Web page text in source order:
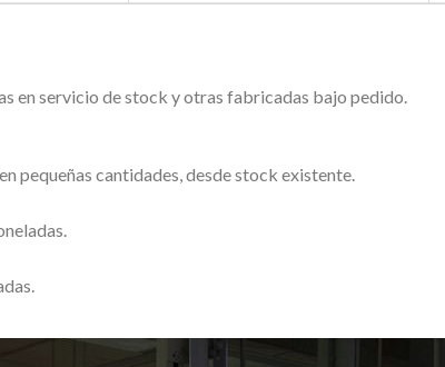
en servicio de stock y otras fabricadas bajo pedido.
pequeñas cantidades, desde stock existente.